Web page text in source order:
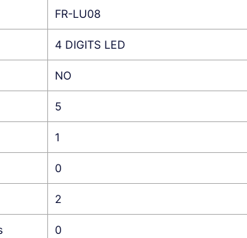
FR-LU08
4 DIGITS LED
NO
5
1
0
2
0